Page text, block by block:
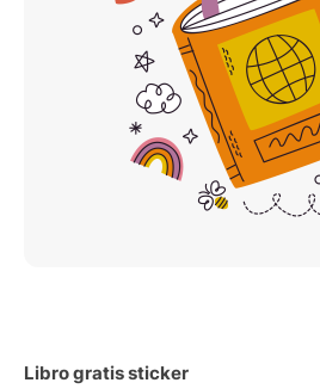
Libro gratis sticker